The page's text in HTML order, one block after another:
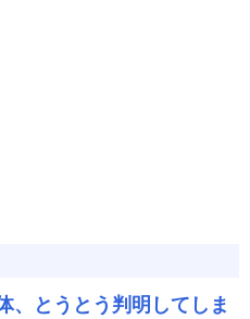
、とうとう判明してしま